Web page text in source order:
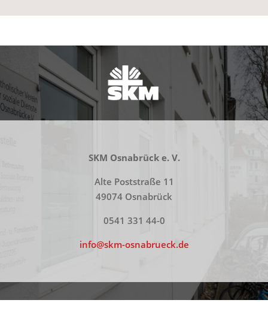
SKM Osnabrück e. V.
Alte Poststraße 11
49074 Osnabrück
0541 331 44-0
info@skm-osnabrueck.de